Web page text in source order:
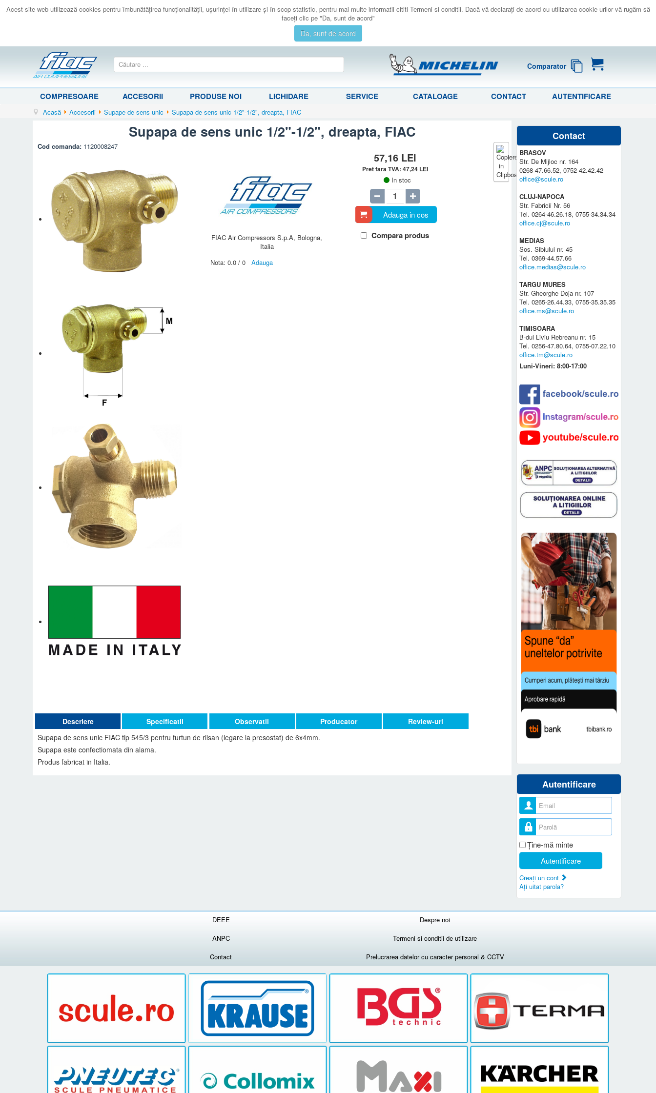
Acest site web utilizează cookies pentru îmbunătăţirea funcţionalităţii, uşurinţei în utilizare şi în scop statistic, pentru mai multe informatii cititi Termeni si conditii. Dacă vă declaraţi de acord cu utilizarea cookie-urilor vă rugăm să
faceţi clic pe "Da, sunt de acord"
Da, sunt de acord
Comparator
COMPRESOARE ACCESORII PRODUSE NOI LICHIDARE SERVICE CATALOAGE CONTACT AUTENTIFICARE
Acasă Accesorii Supape de sens unic Supapa de sens unic 1/2"-1/2", dreapta, FIAC
Supapa de sens unic 1/2"-1/2", dreapta, FIAC
Cod comanda: 1120008247
FIAC Air Compressors S.p.A, Bologna,
Italia
Nota: 0.0 / 0 Adauga
57,16 LEI
Pret fara TVA: 47,24 LEI
In stoc
Adauga in cos
Compara produs
Descriere
Supapa de sens unic FIAC tip 545/3 pentru furtun de rilsan (legare la presostat) de 6x4mm.
Supapa este confectiomata din alama.
Produs fabricat in Italia.
Specificatii Observatii Producator Review-uri
Contact
BRASOV
Str. De Mijloc nr. 164
0268-47.66.52, 0752-42.42.42
office@scule.ro
CLUJ-NAPOCA
Str. Fabricii Nr. 56
Tel. 0264-46.26.18, 0755-34.34.34
office.cj@scule.ro
MEDIAS
Sos. Sibiului nr. 45
Tel. 0369-44.57.66
office.medias@scule.ro
TARGU MURES
Str. Gheorghe Doja nr. 107
Tel. 0265-26.44.33, 0755-35.35.35
office.ms@scule.ro
TIMISOARA
B-dul Liviu Rebreanu nr. 15
Tel. 0256-47.80.64, 0755-07.22.10
office.tm@scule.ro
Luni-Vineri: 8:00-17:00
Autentificare
Nume utilizator
Parolă
Ţine-mă minte
Autentificare
Creaţi un cont
Aţi uitat parola?
DEEE
Despre noi
ANPC
Termeni si conditii de utilizare
Contact
Prelucrarea datelor cu caracter personal & CCTV